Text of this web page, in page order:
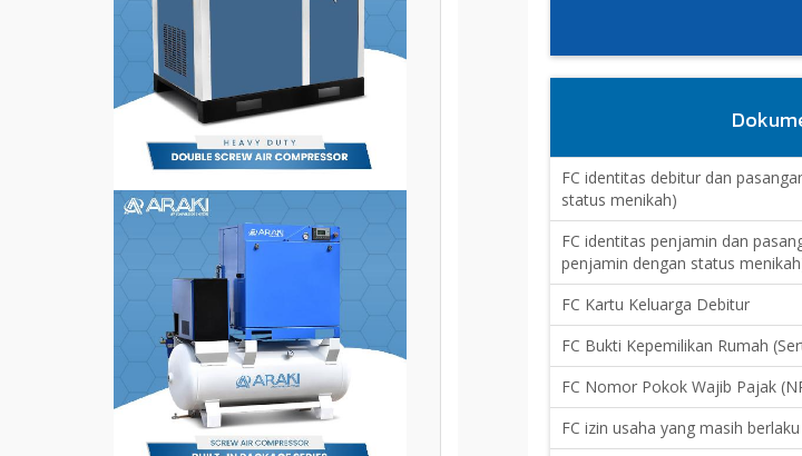
FC identitas debitur dan
status menikah)
FC identitas penjamin dan
penjamin dengan status
FC Kartu Keluarga Debitur
FC Bukti Kepemilikan Rumah
FC Nomor Pokok Wajib Pajak
FC izin usaha yang masih